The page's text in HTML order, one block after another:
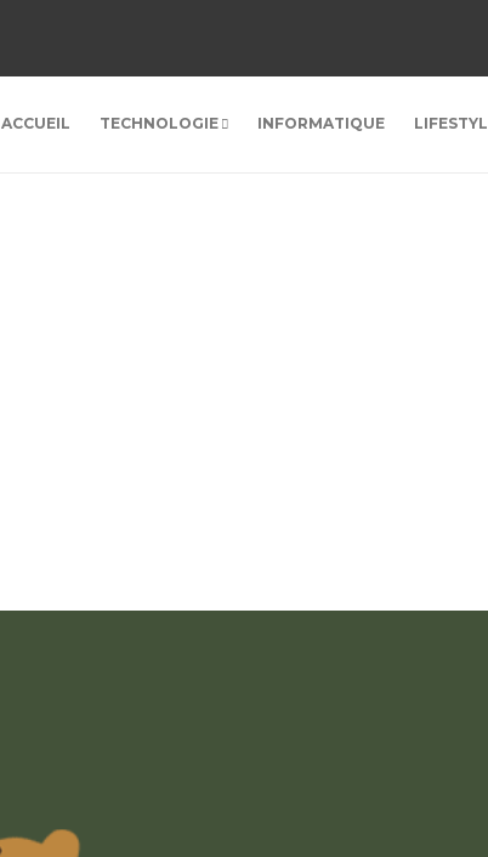
ACCUEIL TECHNOLOGIE INFORMATIQUE